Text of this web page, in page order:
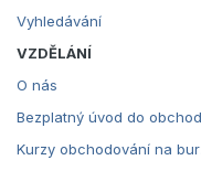
Vyhledávání
VZDĚLÁNÍ
O nás
Bezplatný úvod do
Kurzy obchodování na